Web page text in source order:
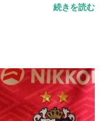
も顔を出したいと思う
たわけだ。グラウンド
ごい数のセレッソ大阪
えば当たり前だ。勿論
続きを読む